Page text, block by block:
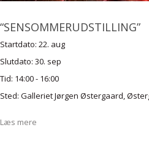
“SENSOMMERUDSTILLING”
Startdato: 22. aug
Slutdato: 30. sep
Tid: 14:00 - 16:00
Sted: Galleriet Jørgen Østergaard,
Læs mere